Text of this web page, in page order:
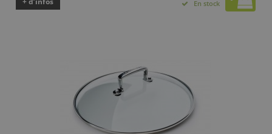
En stock